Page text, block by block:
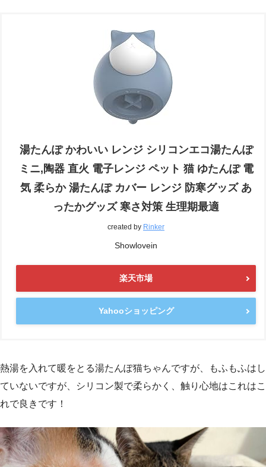
湯たんぽ かわいい レンジ シリコンエコ湯たんぽ
ミニ,陶器 直火 電子レンジ ペット 猫 ゆたんぽ 電
気 柔らか 湯たんぽ カバー レンジ 防寒グッズ あ
ったかグッズ 寒さ対策 生理期最適
created by Rinker
Showlovein
楽天市場
Yahooショッピング
熱湯を入れて暖をとる湯たんぽ猫ちゃんですが、もふもふはし
ていないですが、シリコン製で柔らかく、触り心地はこれはこ
れで良きです！